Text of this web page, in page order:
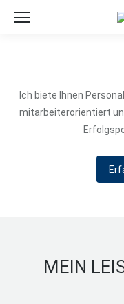
Ich biete Ihnen
mitarbeiterorientiert
MEIN